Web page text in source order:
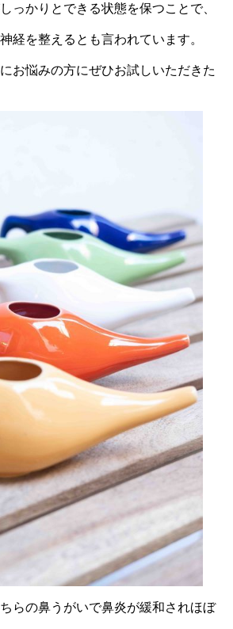
っかりとできる状態を保つことで、
経を整えるとも言われています。
お悩みの方にぜひお試しいただきた
らの鼻うがいで鼻炎が緩和されほぼ